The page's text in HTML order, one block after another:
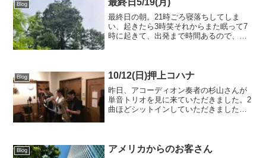
Blog 最終日5/19(月)
最終日の朝。21時ごろ寝落ちしてしま
い、起きたら3時笑それからまた眠って7
時に起きて、出発まで時間あるので、近
事も聞き、湧き水も...
Blog 10/12(日)押上コハナ
昨日、アコーディオン奏者の杉山さんが
単音トリオを見に来ていただきました。2
曲ほどシットインしていただきました。
緒にライブをやろうと計...
Blog アメリカからのお客さん